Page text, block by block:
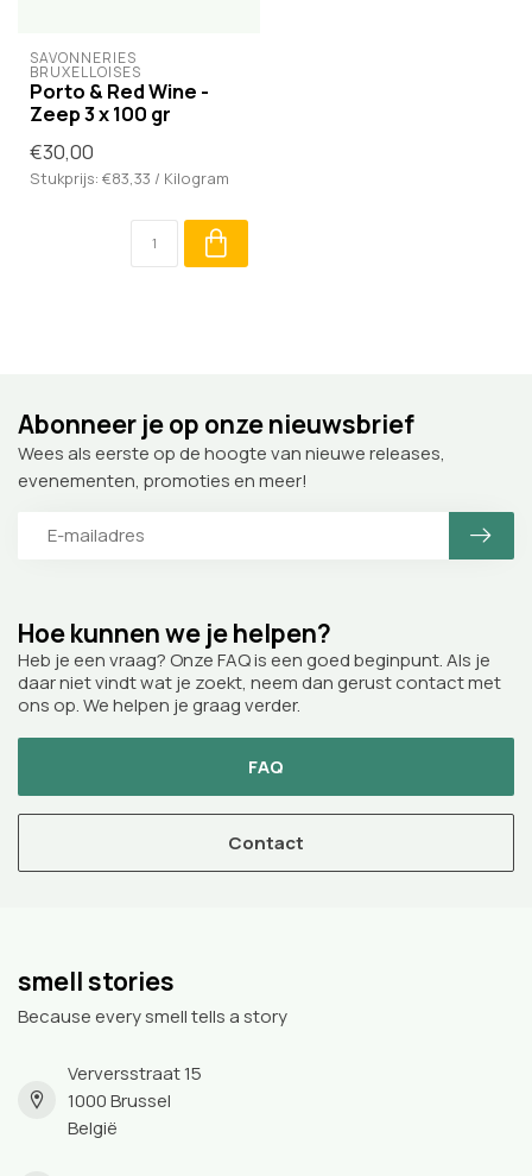
SAVONNERIES
BRUXELLOISES
Porto & Red Wine -
Zeep 3 x 100 gr
€30,00
Stukprijs: €83,33 / Kilogram
Hoe kunnen we je helpen?
Heb je een vraag? Onze FAQ is een goed beginpunt. Als je
daar niet vindt wat je zoekt, neem dan gerust contact met
ons op. We helpen je graag verder.
FAQ
Contact
Abonneer je op onze nieuwsbrief
Wees als eerste op de hoogte van nieuwe releases,
evenementen, promoties en meer!
smell stories
Because every smell tells a story
Verversstraat 15
1000 Brussel
België